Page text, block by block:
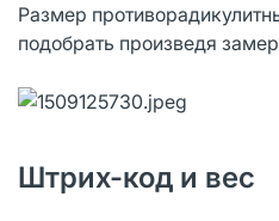
Размер
подобрать произведя
Штрих-код и вес